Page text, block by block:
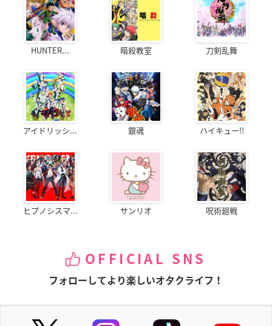
HUNTER... 暗殺教室 刀剣乱舞
アイドリッシ... 銀魂 ハイキュー!!
ヒプノシスマ... サンリオ 呪術廻戦
OFFICIAL SNS
フォローしてより楽しいオタクライフ！